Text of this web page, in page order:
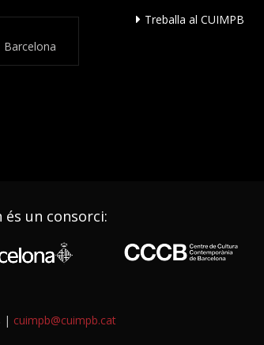
Barcelona
Treballa al CUIMPB
és un consorci:
| cuimpb@cuimpb.cat